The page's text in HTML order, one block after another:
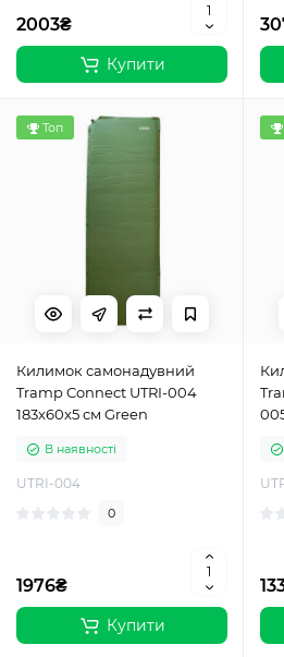
2003₴
Купити
Топ
Килимок самонадувний
Tramp Connect UTRI-004
183x60x5 см Green
В наявності
UTRI-004
0
1976₴
Купити